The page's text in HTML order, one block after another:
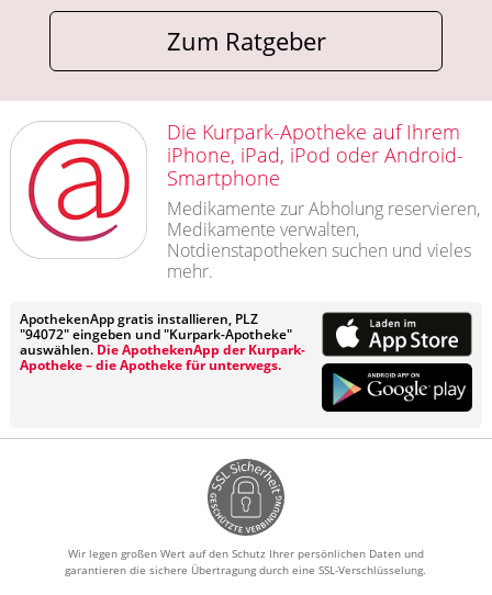
Zum Ratgeber
Die Kurpark-Apotheke auf Ihrem
iPhone, iPad, iPod oder Android-
Smartphone
Medikamente zur Abholung reservieren,
Medikamente verwalten,
Notdienstapotheken suchen und vieles
mehr.
ApothekenApp gratis installieren, PLZ
"94072" eingeben und "Kurpark-Apotheke"
auswählen. Die ApothekenApp der Kurpark-
Apotheke – die Apotheke für unterwegs.
Wir legen großen Wert auf den Schutz Ihrer persönlichen Daten und
garantieren die sichere Übertragung durch eine SSL-Verschlüsselung.